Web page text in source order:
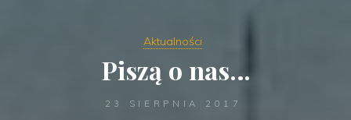
Aktualności
Piszą o nas…
23 SIERPNIA 2017